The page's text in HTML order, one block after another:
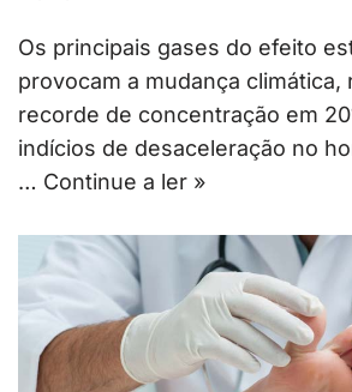
Os principais gases do efeito
provocam a mudança climática,
recorde de concentração em
indícios de desaceleração no
… Continue a ler »